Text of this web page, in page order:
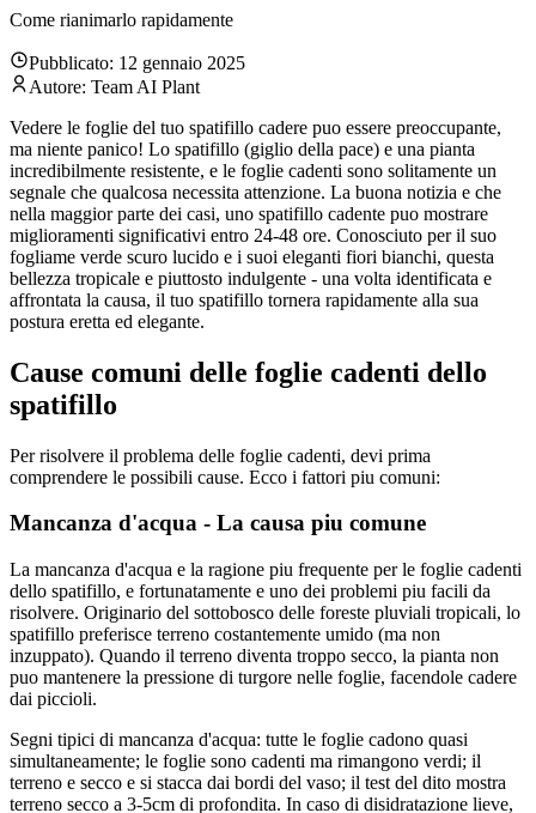
Come rianimarlo rapidamente
Pubblicato: 12 gennaio 2025
Autore: Team AI Plant
Vedere le foglie del tuo spatifillo cadere puo essere preoccupante,
ma niente panico! Lo spatifillo (giglio della pace) e una pianta
incredibilmente resistente, e le foglie cadenti sono solitamente un
segnale che qualcosa necessita attenzione. La buona notizia e che
nella maggior parte dei casi, uno spatifillo cadente puo mostrare
miglioramenti significativi entro 24-48 ore. Conosciuto per il suo
fogliame verde scuro lucido e i suoi eleganti fiori bianchi, questa
bellezza tropicale e piuttosto indulgente - una volta identificata e
affrontata la causa, il tuo spatifillo tornera rapidamente alla sua
postura eretta ed elegante.
Cause comuni delle foglie cadenti dello
spatifillo
Per risolvere il problema delle foglie cadenti, devi prima
comprendere le possibili cause. Ecco i fattori piu comuni:
Mancanza d'acqua - La causa piu comune
La mancanza d'acqua e la ragione piu frequente per le foglie cadenti
dello spatifillo, e fortunatamente e uno dei problemi piu facili da
risolvere. Originario del sottobosco delle foreste pluviali tropicali, lo
spatifillo preferisce terreno costantemente umido (ma non
inzuppato). Quando il terreno diventa troppo secco, la pianta non
puo mantenere la pressione di turgore nelle foglie, facendole cadere
dai piccioli.
Segni tipici di mancanza d'acqua: tutte le foglie cadono quasi
simultaneamente; le foglie sono cadenti ma rimangono verdi; il
terreno e secco e si stacca dai bordi del vaso; il test del dito mostra
terreno secco a 3-5cm di profondita. In caso di disidratazione lieve,